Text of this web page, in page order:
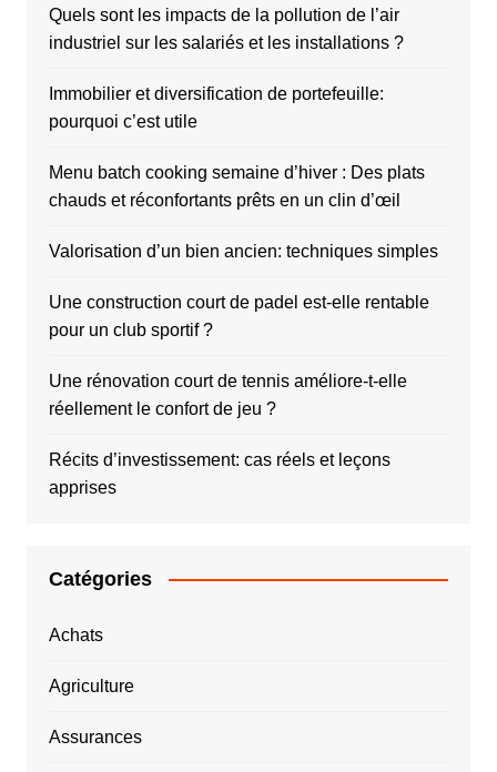
Quels sont les impacts de la pollution de l’air
industriel sur les salariés et les installations ?
Immobilier et diversification de portefeuille:
pourquoi c’est utile
Menu batch cooking semaine d’hiver : Des plats
chauds et réconfortants prêts en un clin d’œil
Valorisation d’un bien ancien: techniques simples
Une construction court de padel est-elle rentable
pour un club sportif ?
Une rénovation court de tennis améliore-t-elle
réellement le confort de jeu ?
Récits d’investissement: cas réels et leçons
apprises
Catégories
Achats
Agriculture
Assurances